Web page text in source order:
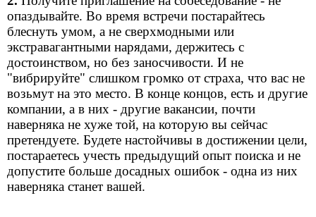
опаздывайте. Во время встречи постарайтесь
блеснуть умом, а не сверхмодными или
экстравагантными нарядами, держитесь с
достоинством, но без заносчивости. И не
"вибрируйте" слишком громко от страха, что вас не
возьмут на это место. В конце концов, есть и другие
компании, а в них - другие вакансии, почти
наверняка не хуже той, на которую вы сейчас
претендуете. Будете настойчивы в достижении цели,
постараетесь учесть предыдущий опыт поиска и не
допустите больше досадных ошибок - одна из них
наверняка станет вашей.